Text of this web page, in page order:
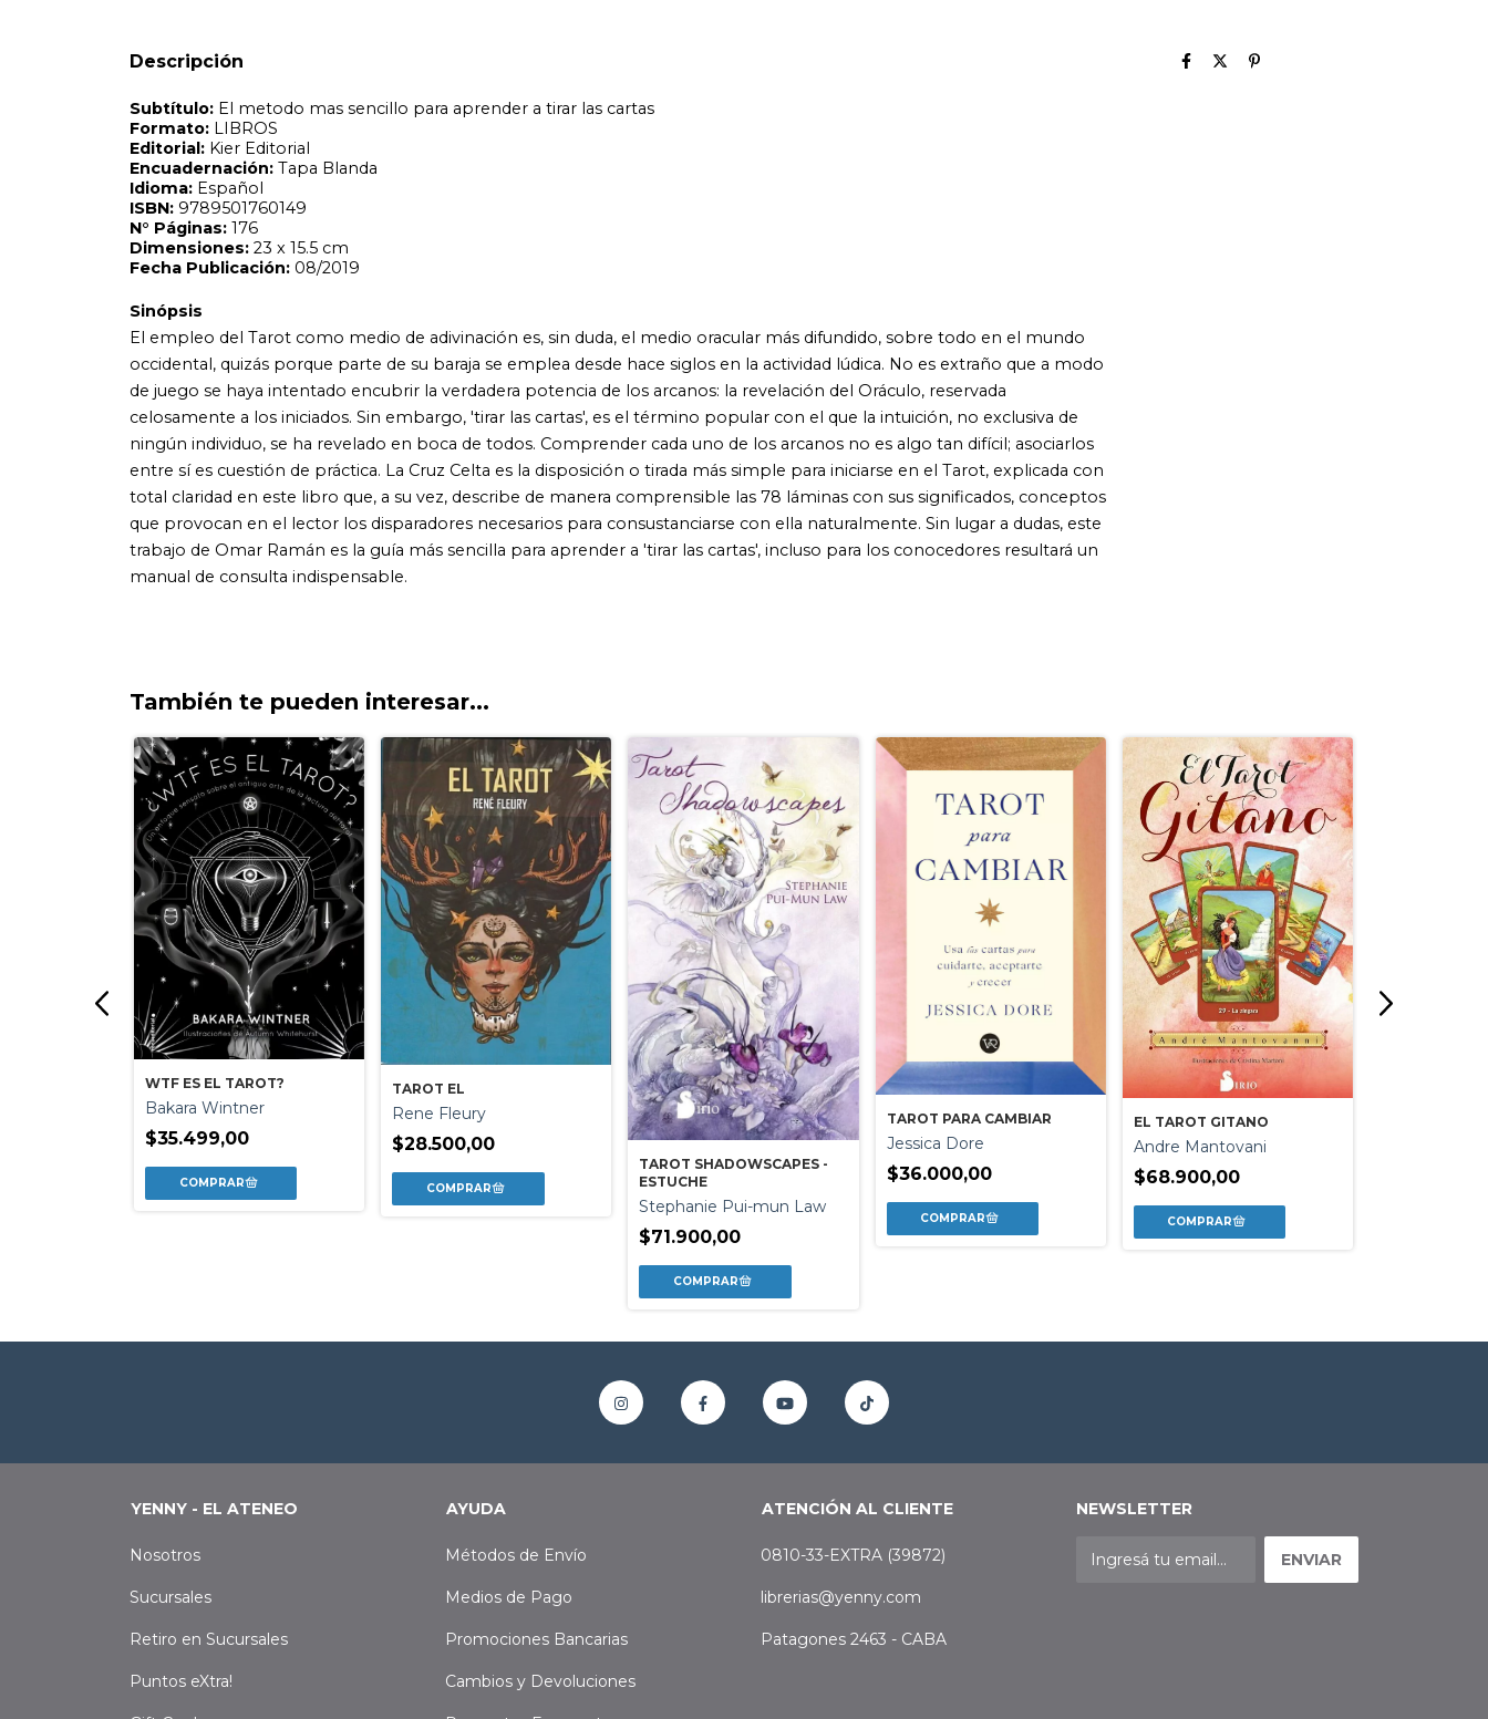
Descripción
El empleo del Tarot como medio de adivinación es, sin duda, el medio oracular más difundido, sobre todo en el mundo
de juego se haya intentado encubrir la verdadera potencia de los arcanos: la revelación del Oráculo, reservada
celosamente a los iniciados. Sin embargo, 'tirar las cartas', es el término popular con el que la intuición, no exclusiva de
ningún individuo, se ha revelado en boca de todos. Comprender cada uno de los arcanos no es algo tan difícil; asociarlos
entre sí es cuestión de práctica. La Cruz Celta es la disposición o tirada más simple para iniciarse en el Tarot, explicada con
total claridad en este libro que, a su vez, describe de manera comprensible las 78 láminas con sus significados, conceptos
que provocan en el lector los disparadores necesarios para consustanciarse con ella naturalmente. Sin lugar a dudas, este
trabajo de Omar Ramán es la guía más sencilla para aprender a 'tirar las cartas', incluso para los conocedores resultará un
manual de consulta indispensable.
También te pueden interesar...
WTF ES EL TAROT?
Bakara Wintner
$35.499,00
TAROT EL
Rene Fleury
$28.500,00
TAROT SHADOWSCAPES -
ESTUCHE
Stephanie Pui-mun Law
$71.900,00
TAROT PARA CAMBIAR
Jessica Dore
$36.000,00
EL TAROT GITANO
Andre Mantovani
$68.900,00
YENNY - EL ATENEO
Nosotros
Sucursales
Retiro en Sucursales
Puntos eXtra!
AYUDA
Métodos de Envío
Medios de Pago
Promociones Bancarias
Cambios y Devoluciones
ATENCIÓN AL CLIENTE
0810-33-EXTRA (39872)
librerias@yenny.com
Patagones 2463 - CABA
NEWSLETTER